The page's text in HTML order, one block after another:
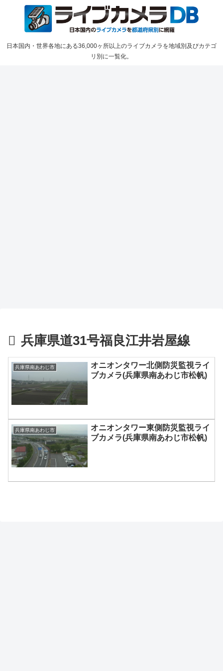
日本国内・世界各地にある36,000ヶ所以上のライブカメラを地域別及びカテゴ
リ別に一覧化。
兵庫県道31号福良江井岩屋線
兵庫県南あわじ市
オニオンタワー北側防災監視ライ
ブカメラ(兵庫県南あわじ市松帆)
兵庫県南あわじ市
オニオンタワー東側防災監視ライ
ブカメラ(兵庫県南あわじ市松帆)